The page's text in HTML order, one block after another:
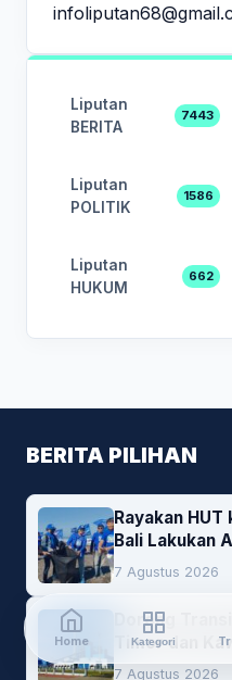
Liputan
BERITA
7443
Liputan
POLITIK
1586
Liputan
HUKUM
662
BERITA PILIHAN
Rayakan
Bali Lakukan
Lingkungan
7 Agustus 2026
Dorong
Timor dan
Peluang
7 Agustus 2026
Home Kategori